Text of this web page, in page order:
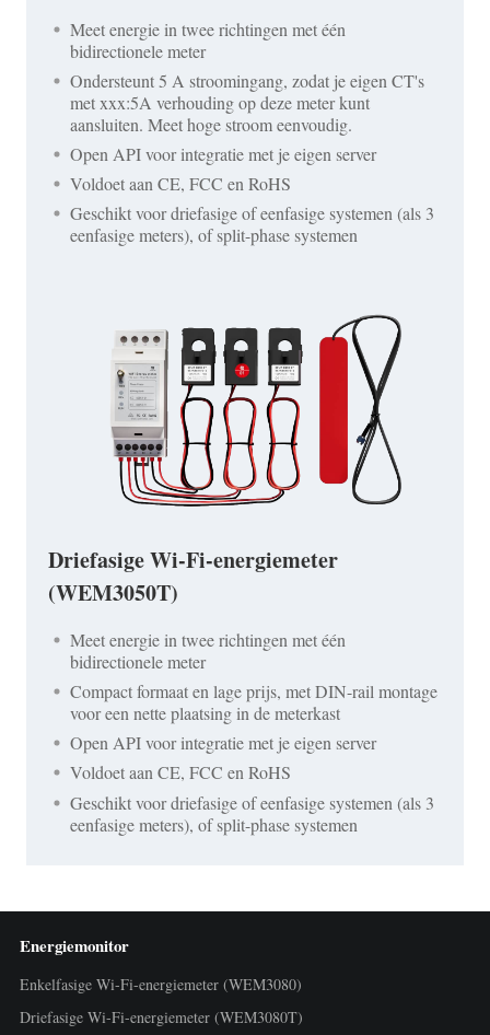
Meet energie in twee richtingen met één
bidirectionele meter
Ondersteunt 5 A stroomingang, zodat je eigen CT's
met xxx:5A verhouding op deze meter kunt
aansluiten. Meet hoge stroom eenvoudig.
Open API voor integratie met je eigen server
Voldoet aan CE, FCC en RoHS
Geschikt voor driefasige of eenfasige systemen (als 3
eenfasige meters), of split-phase systemen
Driefasige Wi-Fi-energiemeter
(WEM3050T)
Meet energie in twee richtingen met één
bidirectionele meter
Compact formaat en lage prijs, met DIN-rail montage
voor een nette plaatsing in de meterkast
Open API voor integratie met je eigen server
Voldoet aan CE, FCC en RoHS
Geschikt voor driefasige of eenfasige systemen (als 3
eenfasige meters), of split-phase systemen
Energiemonitor
Enkelfasige Wi-Fi-energiemeter (WEM3080)
Driefasige Wi-Fi-energiemeter (WEM3080T)